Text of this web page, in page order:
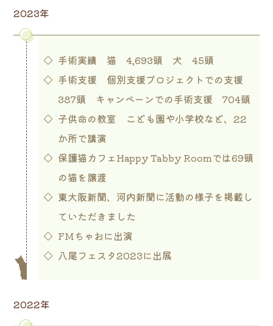
2023年
手術実績 猫 4,693頭 犬 45頭
手術支援 個別支援プロジェクトでの支援
387頭 キャンペーンでの手術支援 704頭
子供命の教室 こども園や小学校など、22
か所で講演
保護猫カフェHappy Tabby Roomでは69頭
の猫を譲渡
東大阪新聞、河内新聞に活動の様子を掲載し
ていただきました
FMちゃおに出演
八尾フェスタ2023に出展
2022年